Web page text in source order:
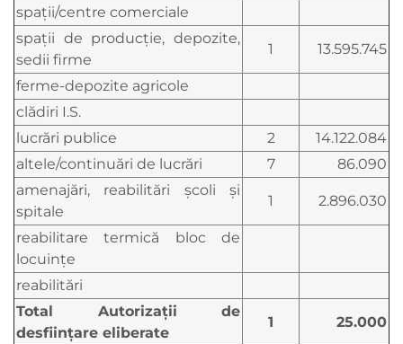
spaţii/centre comerciale
spaţii de producţie, depozite,
sedii firme
1 13.595.745
ferme-depozite agricole
clădiri I.S.
lucrări publice
2
14.122.084
altele/continuări de lucrări
7
86.090
amenajări, reabilitări şcoli şi
spitale
1 2.896.030
reabilitare termică bloc de
locuințe
reabilitări
Total Autorizaţii de
desfiinţare eliberate
1 25.000